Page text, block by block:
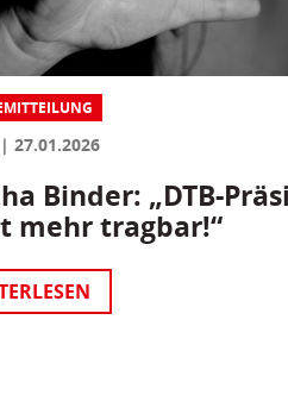
27.01.2026
Binder: „DTB-
mehr tragbar!“